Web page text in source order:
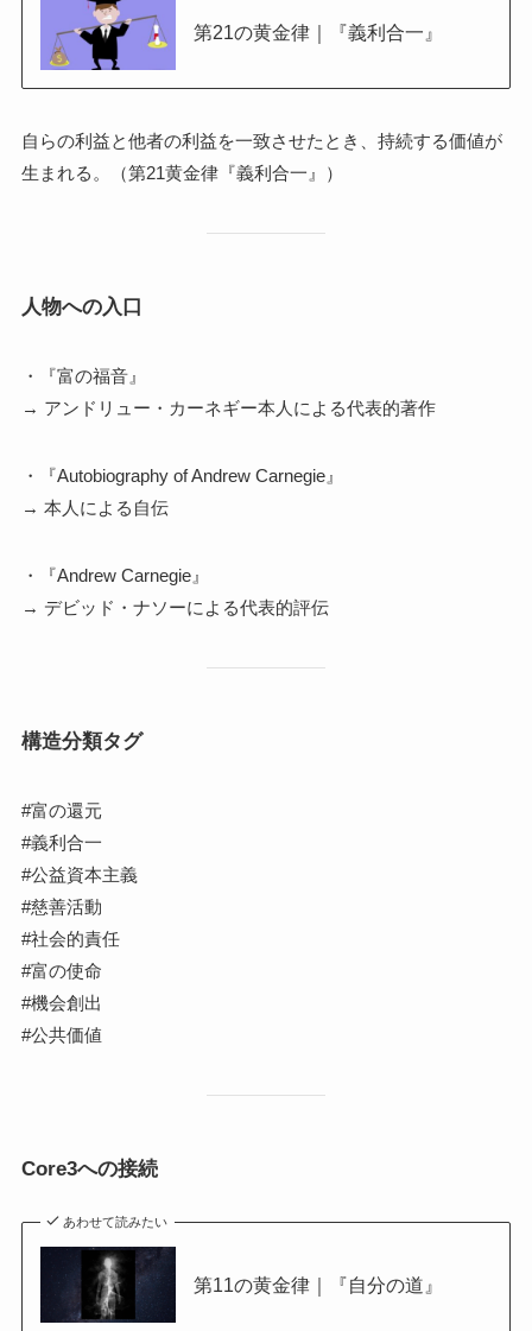
第21の黄金律｜『義利合一』
自らの利益と他者の利益を一致させたとき、持続する価値が
生まれる。（第21黄金律『義利合一』）
人物への入口
・『富の福音』
→ アンドリュー・カーネギー本人による代表的著作
・『Autobiography of Andrew Carnegie』
→ 本人による自伝
・『Andrew Carnegie』
→ デビッド・ナソーによる代表的評伝
構造分類タグ
#富の還元
#義利合一
#公益資本主義
#慈善活動
#社会的責任
#富の使命
#機会創出
#公共価値
Core3への接続
あわせて読みたい
第11の黄金律｜『自分の道』